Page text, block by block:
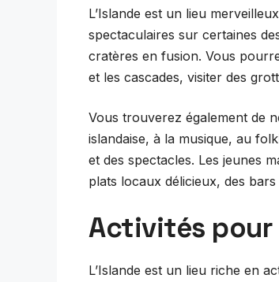
L’Islande est un lieu
spectaculaires sur certaines
cratères en fusion. Vous
et les cascades, visiter des
Vous trouverez également de
islandaise, à la musique, au
et des spectacles. Les jeunes
plats locaux délicieux, des
Activités
L’Islande est un lieu riche en